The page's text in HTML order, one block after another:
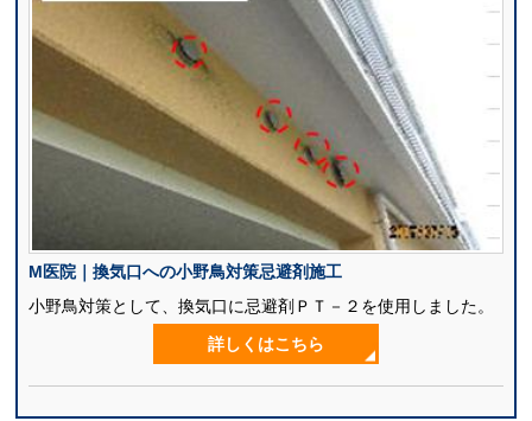
M医院｜換気口への小野鳥対策忌避剤施工
小野鳥対策として、換気口に忌避剤ＰＴ－２を使用しました。
詳しくはこちら